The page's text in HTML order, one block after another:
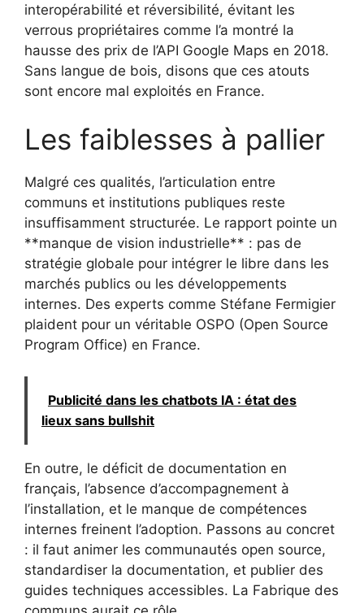
interopérabilité et réversibilité, évitant les
verrous propriétaires comme l’a montré la
hausse des prix de l’API Google Maps en 2018.
Sans langue de bois, disons que ces atouts
sont encore mal exploités en France.
Les faiblesses à pallier
Malgré ces qualités, l’articulation entre
communs et institutions publiques reste
insuffisamment structurée. Le rapport pointe un
**manque de vision industrielle** : pas de
stratégie globale pour intégrer le libre dans les
marchés publics ou les développements
internes. Des experts comme Stéfane Fermigier
plaident pour un véritable OSPO (Open Source
Program Office) en France.
Publicité dans les chatbots IA : état des
lieux sans bullshit
En outre, le déficit de documentation en
français, l’absence d’accompagnement à
l’installation, et le manque de compétences
internes freinent l’adoption. Passons au concret
: il faut animer les communautés open source,
standardiser la documentation, et publier des
guides techniques accessibles. La Fabrique des